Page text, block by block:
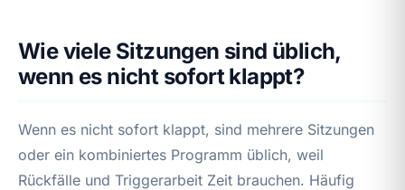
Wie viele Sitzungen sind üblich,
wenn es nicht sofort klappt?
Wenn es nicht sofort klappt, sind mehrere Sitzungen
oder ein kombiniertes Programm üblich, weil
Rückfälle und Triggerarbeit Zeit brauchen. Häufig